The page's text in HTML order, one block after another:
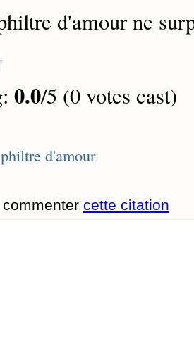
d'amour ne
0.0/5 (0 votes cast)
philtre d'amour
cette citation